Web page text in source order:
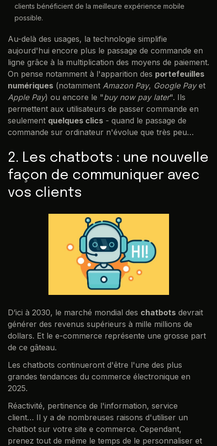
clients bénéficient de la meilleure expérience mobile
possible.
Au-delà des usages, la technologie simplifie
aujourd'hui encore plus le passage de commande en
ligne grâce à la multiplication des moyens de paiement.
On pense notamment à l'apparition des portefeuilles
numériques (notamment Amazon Pay, Google Payet
Apple Pay) ou encore le "buy now pay later". Ils
permettent aux utilisateurs de passer commande en
seulement quelques clics - quand le passage de
commande sur ordinateur n'évolue que très peu…
2. Les chatbots : une nouvelle
façon de communiquer avec
vos clients
D’ici à 2030, le marché mondial des chatbots devrait
générer des revenus supérieurs à mille millions de
dollars. Et le e-commerce représente une grosse part
de ce gâteau.
Les chatbots continueront d'être l'une des plus
grandes tendances du commerce électronique en
2025.
Réactivité, pertinence de l'information, service
client… Il y a de nombreuses raisons d'utiliser un
chatbot sur votre site e commerce. Cependant,
prenez tout de même le temps de le personnaliser et